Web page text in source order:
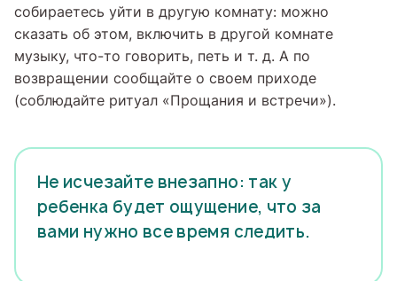
собираетесь уйти в другую комнату: можно
сказать об этом, включить в другой комнате
музыку, что-то говорить, петь и т. д. А по
возвращении сообщайте о своем приходе
(соблюдайте ритуал «Прощания и встречи»).
Не исчезайте внезапно: так у
ребенка будет ощущение, что за
вами нужно все время следить.